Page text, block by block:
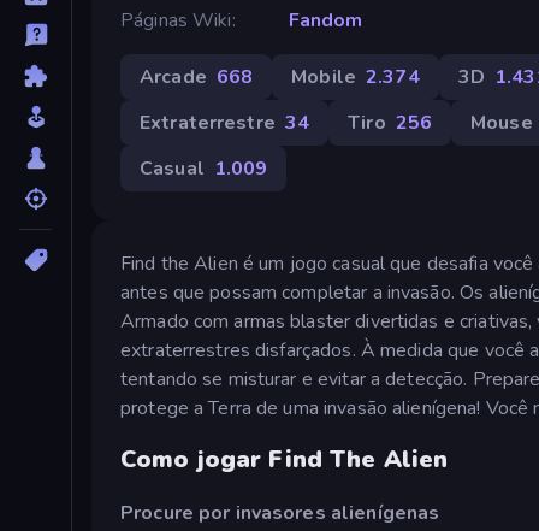
Páginas Wiki
Fandom
Arcade 668 Mobile 2.374 3D
Extraterrestre 34 Tiro 256 Mouse
Casual 1.009
Find the Alien é um jogo casual que desafia
antes que possam completar a invasão. Os
Armado com armas blaster divertidas e
extraterrestres disfarçados. À medida que você
tentando se misturar e evitar a detecção.
protege a Terra de uma invasão alienígena!
Como jogar Find The Alien
Procure por invasores alienígenas